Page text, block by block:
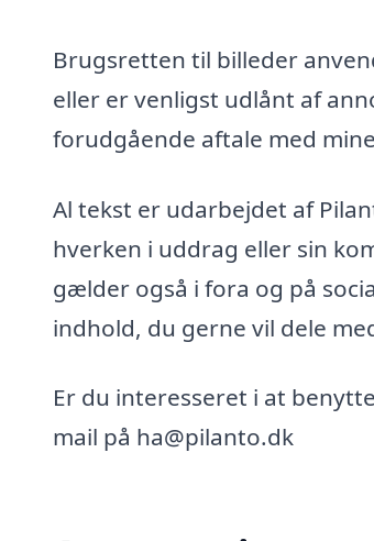
Brugsretten til billeder
eller er venligst udlånt af
forudgående aftale med
Al tekst er udarbejdet af
hverken i uddrag eller sin
gælder også i fora og på
indhold, du gerne vil dele
Er du interesseret i at
mail på ha@pilanto.dk